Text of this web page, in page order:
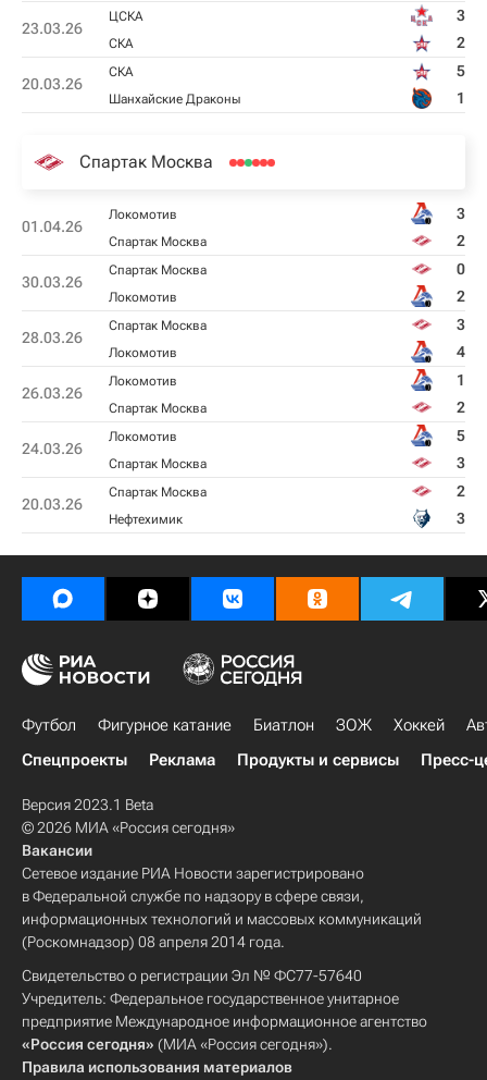
23.03.26
ЦСКА 3
СКА 2
20.03.26
СКА 5
Шанхайские Драконы 1
Спартак Москва
01.04.26
Локомотив 3
Спартак Москва 2
30.03.26
Спартак Москва 0
Локомотив 2
28.03.26
Спартак Москва 3
Локомотив 4
26.03.26
Локомотив 1
Спартак Москва 2
24.03.26
Локомотив 5
Спартак Москва 3
20.03.26
Спартак Москва 2
Нефтехимик 3
Футбол Фигурное катание Биатлон ЗОЖ Хоккей
Спецпроекты
Реклама Продукты и сервисы Пресс-
Версия 2023.1 Beta
© 2026 МИА «Россия сегодня»
Вакансии
Сетевое издание РИА Новости зарегистрировано
в Федеральной службе по надзору в сфере связи,
информационных технологий и массовых коммуникаций
(Роскомнадзор) 08 апреля 2014 года.
Свидетельство о регистрации Эл № ФС77-57640
Учредитель: Федеральное государственное унитарное
предприятие Международное информационное агентство
«Россия сегодня» (МИА «Россия сегодня»).
Правила использования материалов